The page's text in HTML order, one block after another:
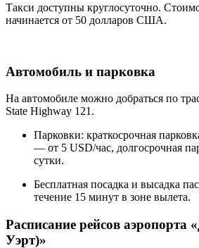
Такси доступны круглосуточно.
начинается от 50 долларов США.
Автомобиль и парковка
На автомобиле можно добраться по
State Highway 121.
Парковки: краткосрочная
— от 5 USD/час, долгосрочная
сутки.
Бесплатная посадка и высадка
течение 15 минут в зоне вылета.
Расписание рейсов аэропорта
Уэрт)»